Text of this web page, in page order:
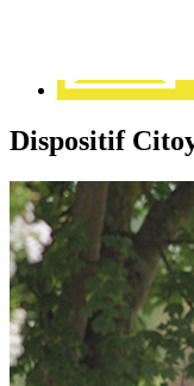
Dispositif